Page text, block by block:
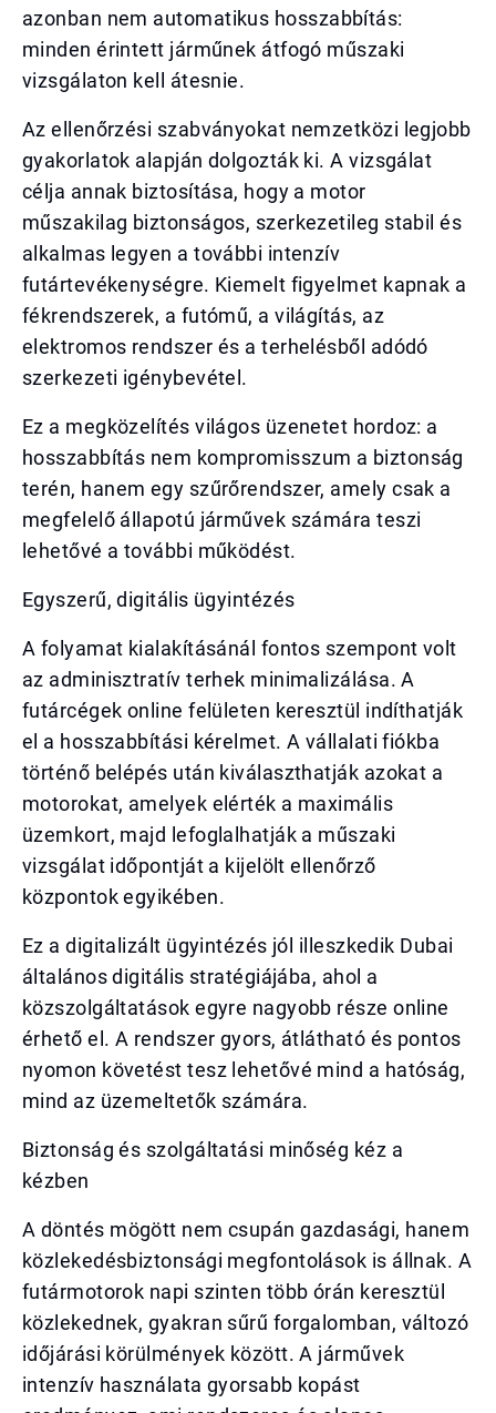
azonban nem automatikus hosszabbítás:
minden érintett járműnek átfogó műszaki
vizsgálaton kell átesnie.
Az ellenőrzési szabványokat nemzetközi legjobb
gyakorlatok alapján dolgozták ki. A vizsgálat
célja annak biztosítása, hogy a motor
műszakilag biztonságos, szerkezetileg stabil és
alkalmas legyen a további intenzív
futártevékenységre. Kiemelt figyelmet kapnak a
fékrendszerek, a futómű, a világítás, az
elektromos rendszer és a terhelésből adódó
szerkezeti igénybevétel.
Ez a megközelítés világos üzenetet hordoz: a
hosszabbítás nem kompromisszum a biztonság
terén, hanem egy szűrőrendszer, amely csak a
megfelelő állapotú járművek számára teszi
lehetővé a további működést.
Egyszerű, digitális ügyintézés
A folyamat kialakításánál fontos szempont volt
az adminisztratív terhek minimalizálása. A
futárcégek online felületen keresztül indíthatják
el a hosszabbítási kérelmet. A vállalati fiókba
történő belépés után kiválaszthatják azokat a
motorokat, amelyek elérték a maximális
üzemkort, majd lefoglalhatják a műszaki
vizsgálat időpontját a kijelölt ellenőrző
központok egyikében.
Ez a digitalizált ügyintézés jól illeszkedik Dubai
általános digitális stratégiájába, ahol a
közszolgáltatások egyre nagyobb része online
érhető el. A rendszer gyors, átlátható és pontos
nyomon követést tesz lehetővé mind a hatóság,
mind az üzemeltetők számára.
Biztonság és szolgáltatási minőség kéz a
kézben
A döntés mögött nem csupán gazdasági, hanem
közlekedésbiztonsági megfontolások is állnak. A
futármotorok napi szinten több órán keresztül
közlekednek, gyakran sűrű forgalomban, változó
időjárási körülmények között. A járművek
intenzív használata gyorsabb kopást